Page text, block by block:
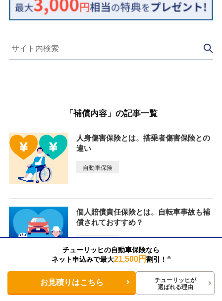
「補償内容」の記事一覧
人身傷害保険とは。搭乗者傷害保険との
違い
自動車保険
個人賠償責任保険とは。自転車事故も補
償されておすすめ？
ネット自動車保険にデメリットはある？
安い理由は？
チューリッヒの自動車保険なら
ネット申込みで最大21,500円割引！ ※
お見積りはこちら
チューリッヒが
選ばれる理由